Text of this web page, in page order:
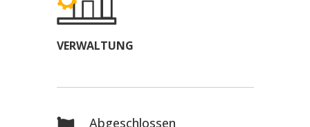
VERWALTUNG
Abgeschlossen